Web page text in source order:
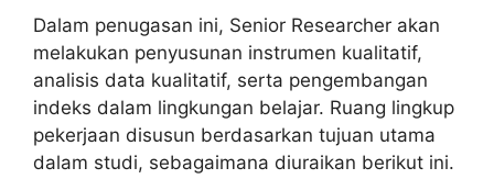
Dalam penugasan ini, Senior Researcher akan
melakukan penyusunan instrumen kualitatif,
analisis data kualitatif, serta pengembangan
indeks dalam lingkungan belajar. Ruang lingkup
pekerjaan disusun berdasarkan tujuan utama
dalam studi, sebagaimana diuraikan berikut ini.